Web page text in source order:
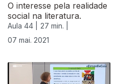
O interesse pela realidade
social na literatura.
Aula 44 |
27 min. |
07 mai. 2021
544886